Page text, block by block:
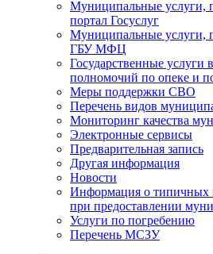
Муниципальные услуги,
портал Госуслуг
Муниципальные услуги,
ГБУ МФЦ
Государственные услуги
полномочий по опеке и
Меры поддержки СВО
Перечень видов
Мониторинг качества
Электронные сервисы
Предварительная запись
Другая информация
Новости
Информация о типичных
при предоставлении
Услуги по погребению
Перечень МСЗУ